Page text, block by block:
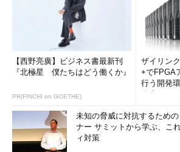
【西野亮廣】ビジネス書最新刊
『北極星 僕たちはどう働くか』
PR(FINCHI on GOETHE)
ザイリン
+でFPGA
行う開発
未知の脅威に対抗するため
ナー サミットから学ぶ、こ
ィ対策